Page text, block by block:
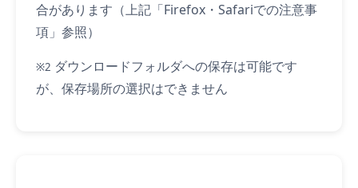
合があります（上記「Firefox・Safariでの注意事
項」参照）
※2 ダウンロードフォルダへの保存は可能です
が、保存場所の選択はできません